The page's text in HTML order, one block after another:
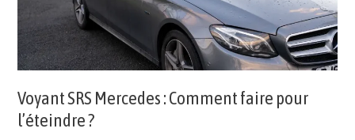
Voyant SRS Mercedes : Comment faire pour
l’éteindre ?